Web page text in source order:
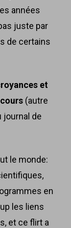
années
juste par
de certains
et
(autre
journal de
le monde:
en
les liens
et ce flirt a